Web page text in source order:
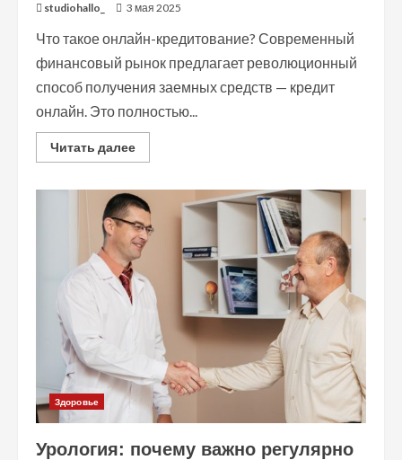
studiohallo_ 3 мая 2025
Что такое онлайн-кредитование? Современный
финансовый рынок предлагает революционный
способ получения заемных средств — кредит
онлайн. Это полностью...
Читать далееRead
more
онлайн:
как
быстро
и
безопасно
получить
деньги
через
интернет
Здоровье
Урология: почему важно регулярно